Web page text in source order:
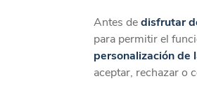
Antes dedisfrutar
para permitir el
personalización de
aceptar, rechazar o